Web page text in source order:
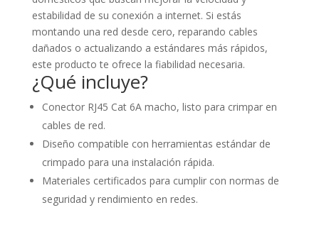
estabilidad de su conexión a internet. Si estás
montando una red desde cero, reparando cables
dañados o actualizando a estándares más rápidos,
este producto te ofrece la fiabilidad necesaria.
¿Qué incluye?
Conector RJ45 Cat 6A macho, listo para crimpar en
cables de red.
Diseño compatible con herramientas estándar de
crimpado para una instalación rápida.
Materiales certificados para cumplir con normas de
seguridad y rendimiento en redes.